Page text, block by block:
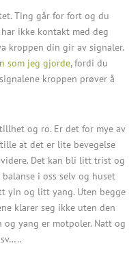
Ting går for fort og du
ikke kontakt med deg
kroppen din gir av signaler.
som jeg gjorde, fordi du
kroppen prøver å
og ro. Er det for mye av
at det er lite bevegelse
Det kan bli litt trist og
i oss selv og huset
yin og litt yang. Uten begge
klarer seg ikke uten den
yang er motpoler. Natt og